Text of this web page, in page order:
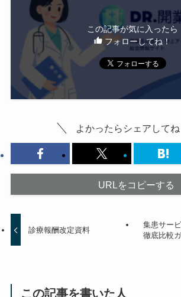
この記事が気に入ったら
フォローしてね！
よかったらシェアしてね
URLをコピーする
診療報酬改定資料
集患サー
徹底比較
この記事を書いた人